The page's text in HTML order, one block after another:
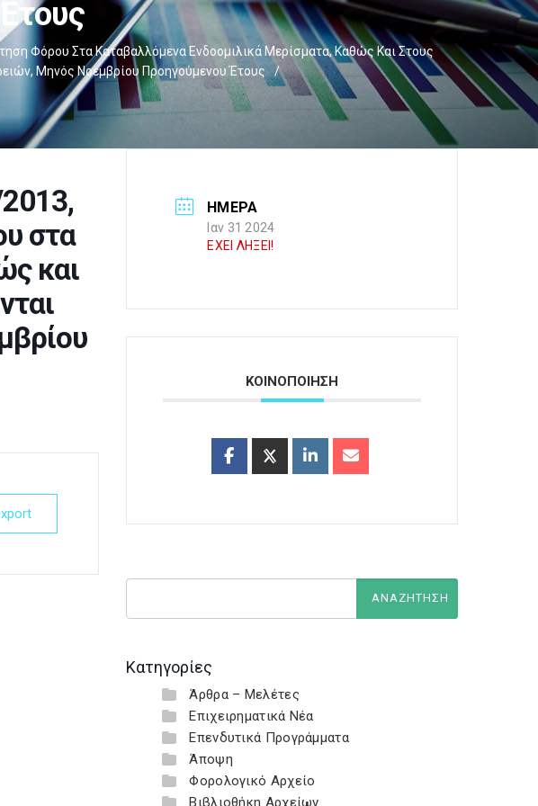
Φόρου Στα Καταβαλλόμενα Ενδοομιλικά Μερίσματα, Καθώς Και Στους
Μηνός Νοεμβρίου Προηγούμενου Έτους
/
στα
και
ΗΜΕΡΑ
Ιαν 31 2024
ΕΧΕΙ ΛΗΞΕΙ!
ΚΟΙΝΟΠΟΙΗΣΗ
Κατηγορίες
Άρθρα – Μελέτες
Επιχειρηματικά Νέα
Επενδυτικά Προγράμματα
Άποψη
Φορολογικό Αρχείο
Βιβλιοθήκη Αρχείων